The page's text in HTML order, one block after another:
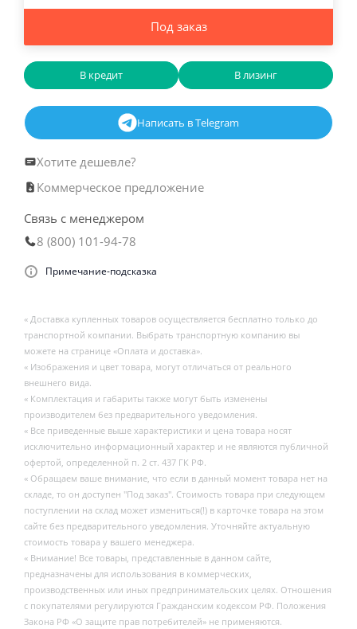
Под заказ
В кредит В лизинг
Написать в Telegram
Хотите дешевле?
Коммерческое предложение
Связь с менеджером
8 (800) 101-94-78
Примечание-подсказка
« Доставка купленных товаров осуществляется бесплатно только до
транспортной компании. Выбрать транспортную компанию вы
можете на странице «Оплата и доставка».
« Изображения и цвет товара, могут отличаться от реального
внешнего вида.
« Комплектация и габариты также могут быть изменены
производителем без предварительного уведомления.
« Все приведенные выше характеристики и цена товара носят
исключительно информационный характер и не являются публичной
офертой, определенной п. 2 ст. 437 ГК РФ.
« Обращаем ваше внимание, что если в данный момент товара нет на
складе, то он доступен "Под заказ". Стоимость товара при следующем
поступлении на склад может измениться(!) в карточке товара на этом
сайте без предварительного уведомления. Уточняйте актуальную
стоимость товара у вашего менеджера.
« Внимание! Все товары, представленные в данном сайте,
предназначены для использования в коммерческих,
производственных или иных предпринимательских целях. Отношения
с покупателями регулируются Гражданским кодексом РФ. Положения
Закона РФ «О защите прав потребителей» не применяются.